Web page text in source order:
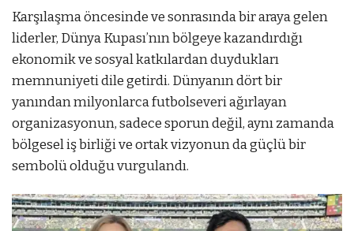
Karşılaşma öncesinde ve sonrasında bir araya gelen
liderler, Dünya Kupası’nın bölgeye kazandırdığı
ekonomik ve sosyal katkılardan duydukları
memnuniyeti dile getirdi. Dünyanın dört bir
yanından milyonlarca futbolseveri ağırlayan
organizasyonun, sadece sporun değil, aynı zamanda
bölgesel iş birliği ve ortak vizyonun da güçlü bir
sembolü olduğu vurgulandı.